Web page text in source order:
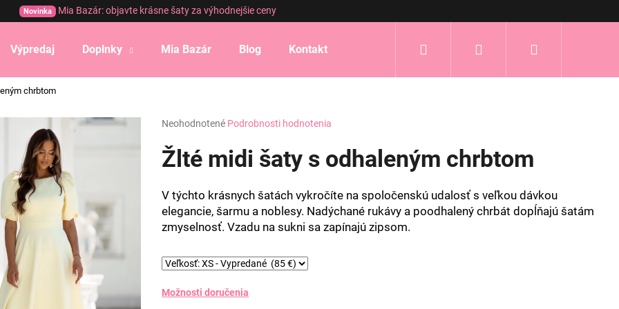
Novinka Mia Bazár: objavte krásne šaty za výhodnejšie ceny
Výpredaj Doplnky Mia Bazár Blog Kontakt Prihlásenie
chrbtom
Priemerné
produktu
je
5
hviezdičiek.
Neohodnotené Podrobnosti hodnotenia
Žlté midi šaty s odhaleným chrbtom
V týchto krásnych šatách vykročíte na spoločenskú udalosť s veľkou dávkou
elegancie, šarmu a noblesy. Nadýchané rukávy a poodhalený chrbát dopĺňajú šatám
zmyselnosť. Vzadu na sukni sa zapínajú zipsom.
Možnosti doručenia
Čo potrebujete nájsť?
HĽADAŤ
Odporúčame